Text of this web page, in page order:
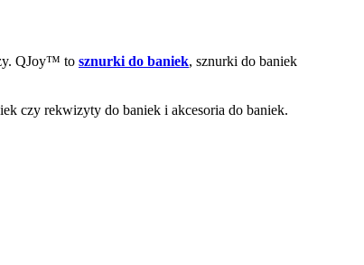
QJoy™ to sznurki do baniek, sznurki do baniek
czy rekwizyty do baniek i akcesoria do baniek.